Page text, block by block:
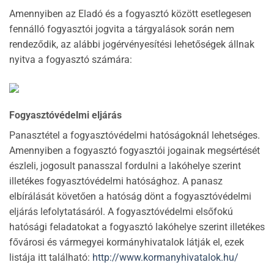
Amennyiben az Eladó és a fogyasztó között esetlegesen
fennálló fogyasztói jogvita a tárgyalások során nem
rendeződik, az alábbi jogérvényesítési lehetőségek állnak
nyitva a fogyasztó számára:
Fogyasztóvédelmi eljárás
Panasztétel a fogyasztóvédelmi hatóságoknál lehetséges.
Amennyiben a fogyasztó fogyasztói jogainak megsértését
észleli, jogosult panasszal fordulni a lakóhelye szerint
illetékes fogyasztóvédelmi hatósághoz. A panasz
elbírálását követően a hatóság dönt a fogyasztóvédelmi
eljárás lefolytatásáról. A fogyasztóvédelmi elsőfokú
hatósági feladatokat a fogyasztó lakóhelye szerint illetékes
fővárosi és vármegyei kormányhivatalok látják el, ezek
listája itt található: http://www.kormanyhivatalok.hu/